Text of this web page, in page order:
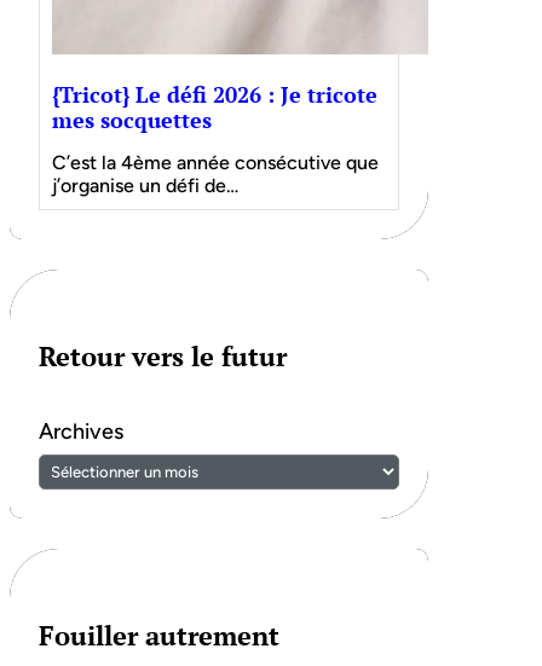
{Tricot} Le défi 2026 : Je tricote
mes socquettes
C’est la 4ème année consécutive que
j’organise un défi de…
Retour vers le futur
Archives
Fouiller autrement